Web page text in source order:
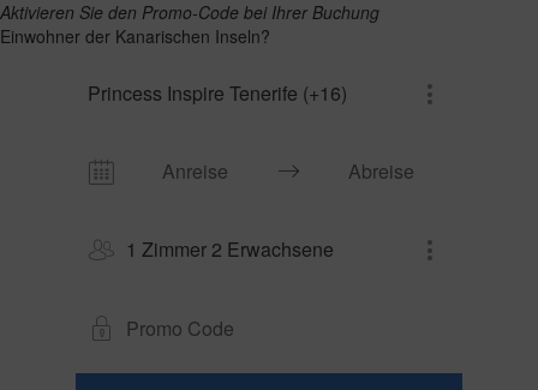
Aktivieren Sie den Promo-Code bei Ihrer Buchung
Einwohner der Kanarischen Inseln?
Princess Inspire Tenerife (+16)
1 Zimmer 2 Erwachsene